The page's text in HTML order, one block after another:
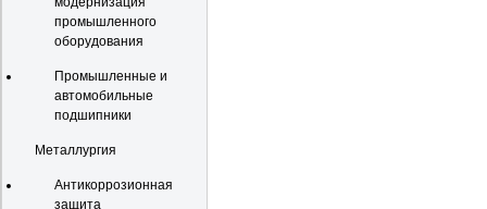
промышленного
оборудования
Промышленные и
автомобильные
подшипники
Металлургия
Антикоррозионная
защита